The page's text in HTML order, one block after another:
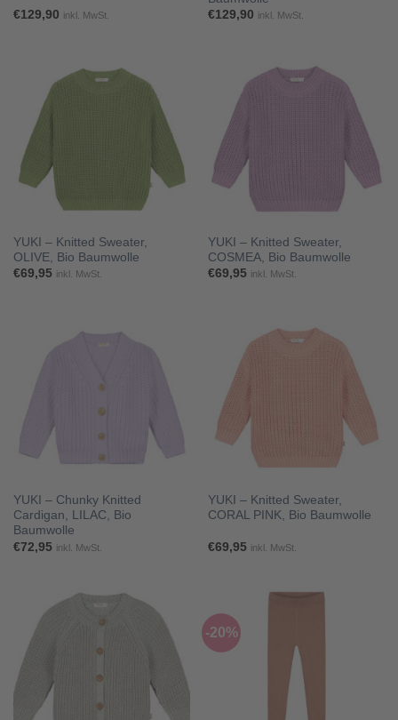
€129,90 inkl. MwSt.
€129,90 inkl. MwSt.
YUKI – Knitted Sweater,
OLIVE, Bio Baumwolle
€69,95 inkl. MwSt.
YUKI – Knitted Sweater,
COSMEA, Bio Baumwolle
€69,95 inkl. MwSt.
YUKI – Chunky Knitted
Cardigan, LILAC, Bio
Baumwolle
€72,95 inkl. MwSt.
YUKI – Knitted Sweater,
CORAL PINK, Bio Baumwolle
€69,95 inkl. MwSt.
-20%